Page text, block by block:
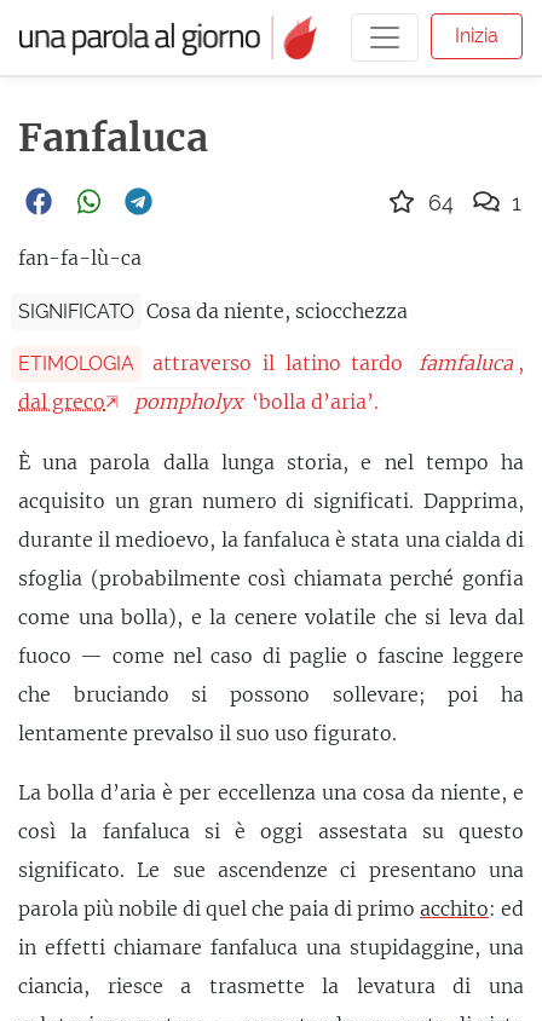
Inizia
Fanfaluca
fan-fa-lù-ca
SIGNIFICATO Cosa da niente, sciocchezza
ETIMOLOGIA attraverso il latino tardo famfaluca ,
dal greco
pompholyx ‘bolla d’aria’.
È una parola dalla lunga storia, e nel tempo ha
acquisito un gran numero di significati. Dapprima,
durante il medioevo, la fanfaluca è stata una cialda di
sfoglia (probabilmente così chiamata perché gonfia
come una bolla), e la cenere volatile che si leva dal
fuoco — come nel caso di paglie o fascine leggere
che bruciando si possono sollevare; poi ha
lentamente prevalso il suo uso figurato.
La bolla d’aria è per eccellenza una cosa da niente, e
così la fanfaluca si è oggi assestata su questo
significato. Le sue ascendenze ci presentano una
parola più nobile di quel che paia di primo acchito: ed
in effetti chiamare fanfaluca una stupidaggine, una
ciancia, riesce a trasmette la levatura di una
64 1